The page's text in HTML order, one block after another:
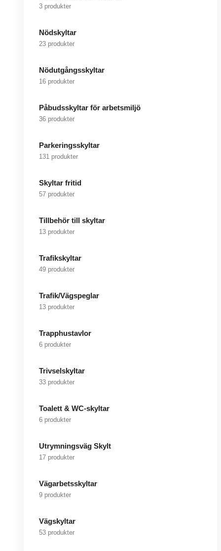
3 produkter
Nödskyltar
23 produkter
Nödutgångsskyltar
16 produkter
Påbudsskyltar för arbetsmiljö
36 produkter
Parkeringsskyltar
131 produkter
Skyltar fritid
57 produkter
Tillbehör till skyltar
13 produkter
Trafikskyltar
49 produkter
Trafik/Vägspeglar
13 produkter
Trapphustavlor
6 produkter
Trivselskyltar
33 produkter
Toalett & WC-skyltar
6 produkter
Utrymningsväg Skylt
17 produkter
Vägarbetsskyltar
9 produkter
Vägskyltar
53 produkter